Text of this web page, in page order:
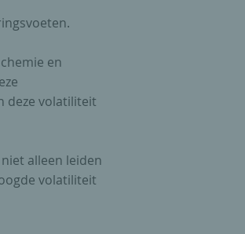
en
deze volatiliteit
alleen leiden
volatiliteit